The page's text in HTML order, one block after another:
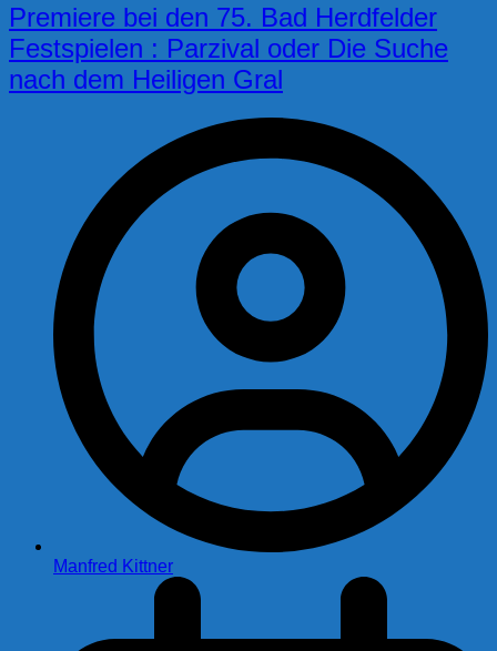
Premiere bei den 75. Bad Herdfelder
Festspielen : Parzival oder Die Suche
nach dem Heiligen Gral
Manfred Kittner